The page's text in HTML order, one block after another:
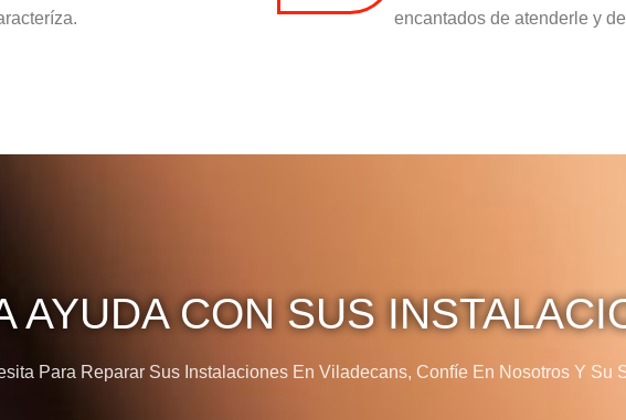
encantados de atenderle y
AYUDA CON SUS
Para Reparar Sus Instalaciones En Viladecans, Confíe En Nosotros Y Su